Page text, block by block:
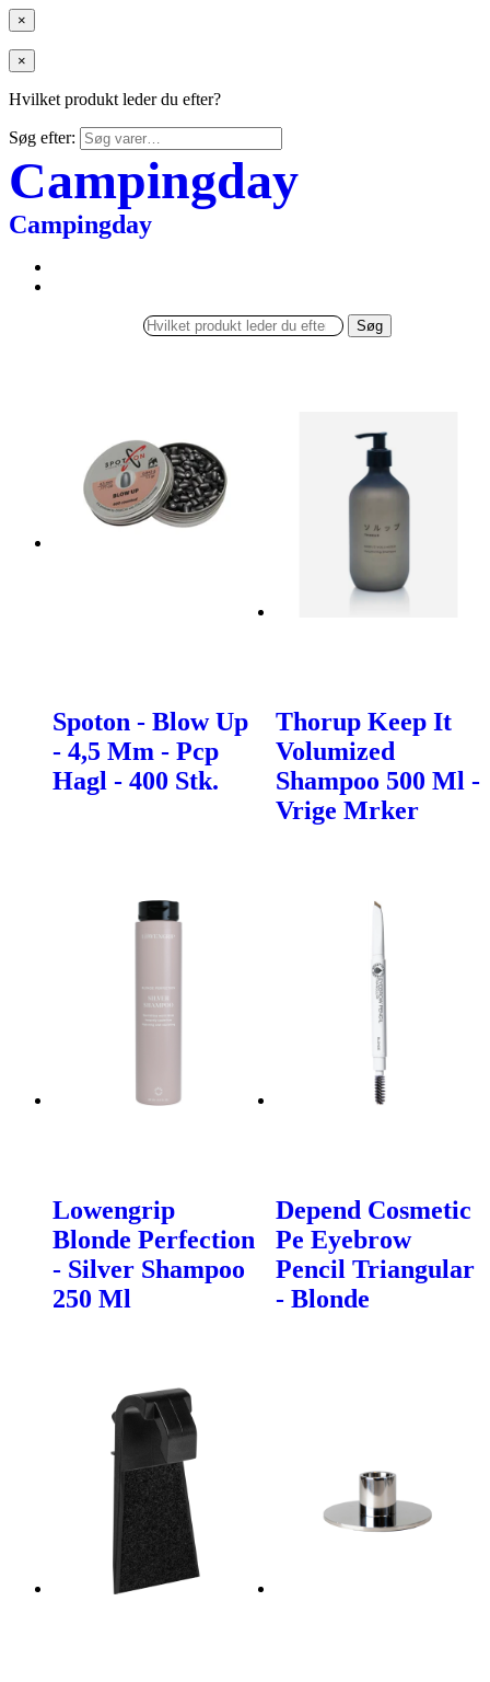
×
×
Hvilket produkt leder du efter?
Søg efter:
Campingday
Campingday
Søg
Spoton - Blow Up
- 4,5 Mm - Pcp
Hagl - 400 Stk.
Thorup Keep It
Volumized
Shampoo 500 Ml -
Vrige Mrker
Lowengrip
Blonde Perfection
- Silver Shampoo
250 Ml
Depend Cosmetic
Pe Eyebrow
Pencil Triangular
- Blonde